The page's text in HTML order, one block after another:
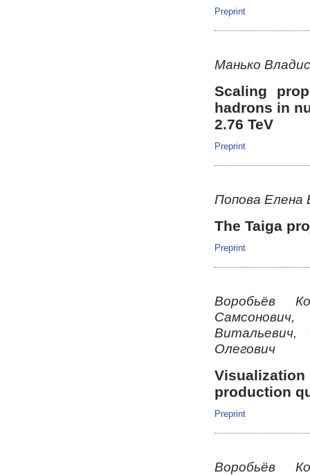
Preprint
Манько
Scaling
hadrons in
2.76 TeV
Preprint
Попова Елена
The Taiga
Preprint
Воробьёв
Витальевич,
Олегович
production
Preprint
Воробьёв